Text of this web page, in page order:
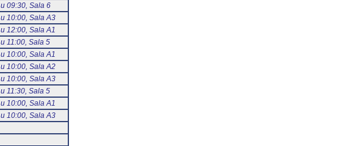
09:30, Sala 6
10:00, Sala А3
12:00, Sala А1
11:00, Sala 5
10:00, Sala А1
10:00, Sala А2
10:00, Sala А3
11:30, Sala 5
10:00, Sala А1
10:00, Sala А3